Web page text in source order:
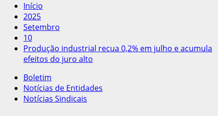
Início
2025
Setembro
10
Produção industrial recua 0,2% em julho e acumula
efeitos do juro alto
Boletim
Notícias de Entidades
Notícias Sindicais